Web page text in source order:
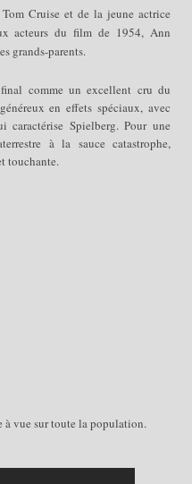
Cruise et de la jeune actrice
acteurs du film de 1954, Ann
grands-parents.
comme un excellent cru du
en effets spéciaux, avec
Spielberg. Pour une
à la sauce catastrophe,
touchante.
à vue sur toute la population.